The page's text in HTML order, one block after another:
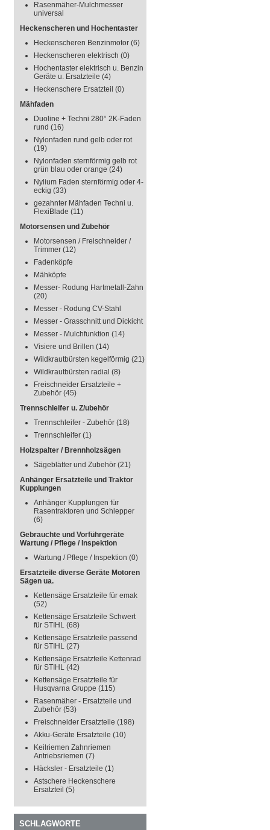
Rasenmäher-Mulchmesser
universal
Heckenscheren und Hochentaster
Heckenscheren Benzinmotor (6)
Heckenscheren elektrisch (0)
Hochentaster elektrisch u. Benzin
Geräte u. Ersatzteile (4)
Heckenschere Ersatzteil (0)
Mähfaden
Duoline + Techni 280° 2K-Faden
rund (16)
Nylonfaden rund gelb oder rot
(19)
Nylonfaden sternförmig gelb rot
grün blau oder orange (24)
Nylium Faden sternförmig oder 4-
eckig (33)
gezahnter Mähfaden Techni u.
FlexiBlade (11)
Motorsensen und Zubehör
Motorsensen / Freischneider /
Trimmer (12)
Fadenköpfe
Mähköpfe
Messer- Rodung Hartmetall-Zahn
(20)
Messer - Rodung CV-Stahl
Messer - Grasschnitt und Dickicht
Messer - Mulchfunktion (14)
Visiere und Brillen (14)
Wildkrautbürsten kegelförmig (21)
Wildkrautbürsten radial (8)
Freischneider Ersatzteile +
Zubehör (45)
Trennschleifer u. Z/ubehör
Trennschleifer - Zubehör (18)
Trennschleifer (1)
Holzspalter / Brennholzsägen
Sägeblätter und Zubehör (21)
Anhänger Ersatzteile und Traktor
Kupplungen
Anhänger Kupplungen für
Rasentraktoren und Schlepper
(6)
Gebrauchte und Vorführgeräte
Wartung / Pflege / Inspektion
Wartung / Pflege / Inspektion (0)
Ersatzteile diverse Geräte Motoren
Sägen ua.
Kettensäge Ersatzteile für emak
(52)
Kettensäge Ersatzteile Schwert
für STIHL (68)
Kettensäge Ersatzteile passend
für STIHL (27)
Kettensäge Ersatzteile Kettenrad
für STIHL (42)
Kettensäge Ersatzteile für
Husqvarna Gruppe (115)
Rasenmäher - Ersatzteile und
Zubehör (53)
Freischneider Ersatzteile (198)
Akku-Geräte Ersatzteile (10)
Keilriemen Zahnriemen
Antriebsriemen (7)
Häcksler - Ersatzteile (1)
Astschere Heckenschere
Ersatzteil (5)
SCHLAGWORTE